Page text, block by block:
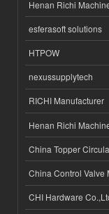
Henan Richi
esferasoft solutions
HTPOW
nexussupplytech
RICHI Manufacturer
Henan Richi
China Topper
China Control Valve
CHI Hardware